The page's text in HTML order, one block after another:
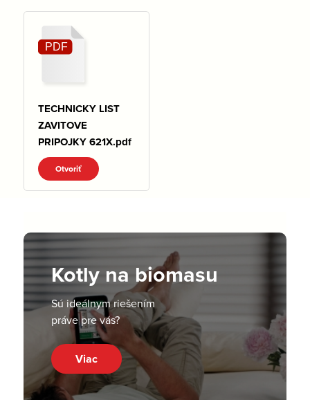
TECHNICKY LIST
ZAVITOVE
PRIPOJKY 621X.pdf
Otvoriť
Kotly na biomasu
Sú ideálnym riešením
práve pre vás?
Viac